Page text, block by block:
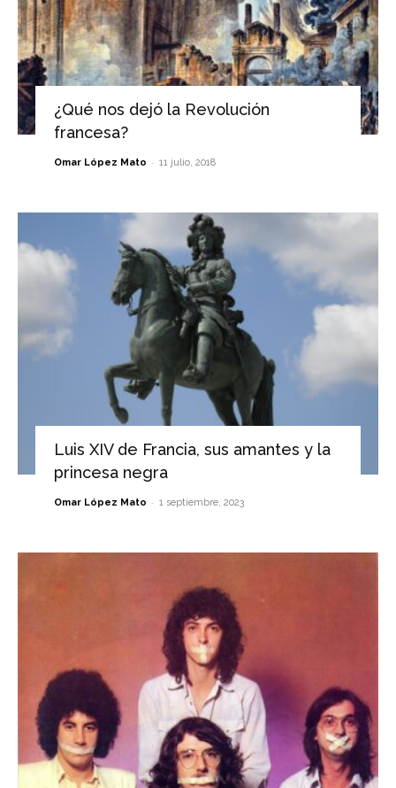
¿Qué nos dejó la Revolución
francesa?
Omar López Mato - 11 julio, 2018
Luis XIV de Francia, sus amantes y la
princesa negra
Omar López Mato - 1 septiembre, 2023